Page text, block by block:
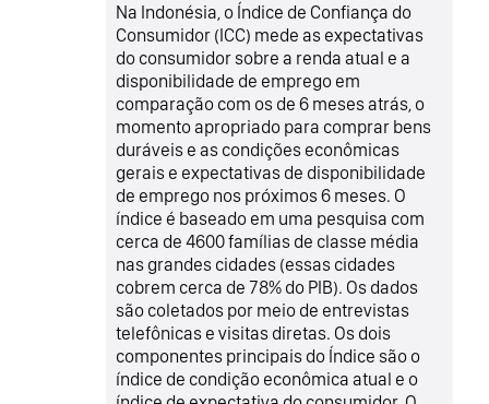
Na Indonésia, o Índice de Confiança do
Consumidor (ICC) mede as expectativas
do consumidor sobre a renda atual e a
disponibilidade de emprego em
comparação com os de 6 meses atrás, o
momento apropriado para comprar bens
duráveis e as condições econômicas
gerais e expectativas de disponibilidade
de emprego nos próximos 6 meses. O
índice é baseado em uma pesquisa com
cerca de 4600 famílias de classe média
nas grandes cidades (essas cidades
cobrem cerca de 78% do PIB). Os dados
são coletados por meio de entrevistas
telefônicas e visitas diretas. Os dois
componentes principais do Índice são o
índice de condição econômica atual e o